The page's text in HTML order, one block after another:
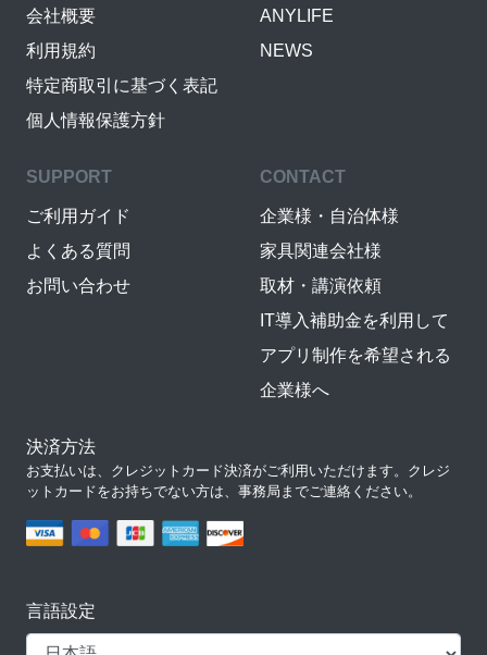
会社概要
利用規約
特定商取引に基づく表記
個人情報保護方針
ANYLIFE
NEWS
SUPPORT
ご利用ガイド
よくある質問
お問い合わせ
CONTACT
企業様・自治体様
家具関連会社様
取材・講演依頼
IT導入補助金を利用して
アプリ制作を希望される
企業様へ
決済方法
お支払いは、クレジットカード決済がご利用いただけます。クレジ
ットカードをお持ちでない方は、事務局までご連絡ください。
言語設定